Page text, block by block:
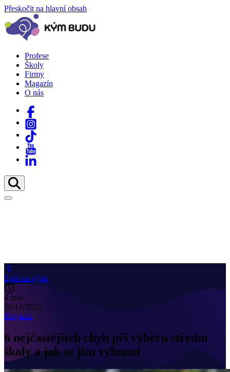
Přeskočit na hlavní obsah
Profese
Školy
Firmy
Magazín
O nás
Zpět na výpis
4 min
26/12/2025
Magazín
6 nejčastějších chyb při výběru střední
školy a jak se jim vyhnout